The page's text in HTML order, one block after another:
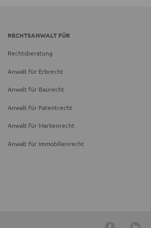
RECHTSANWALT FÜR
Rechtsberatung
Anwalt für Erbrecht
Anwalt für Baurecht
Anwalt für Patentrecht
Anwalt für Markenrecht
Anwalt für Immobilienrecht